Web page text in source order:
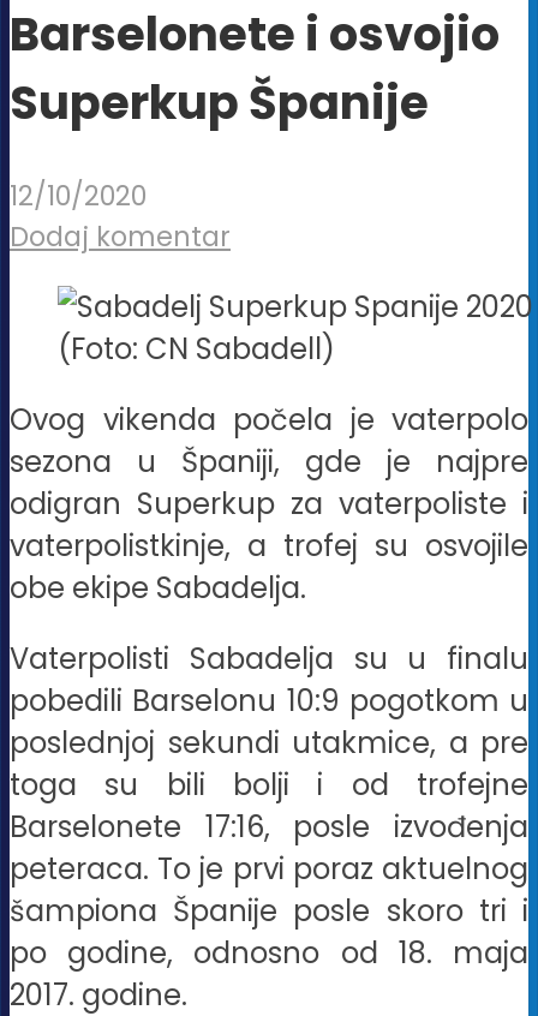
Barselonete i osvojio
Superkup Španije
12/10/2020
Dodaj komentar
(Foto: CN Sabadell)
Ovog vikenda počela je vaterpolo
sezona u Španiji, gde je najpre
odigran Superkup za vaterpoliste i
vaterpolistkinje, a trofej su osvojile
obe ekipe Sabadelja.
Vaterpolisti Sabadelja su u finalu
pobedili Barselonu 10:9 pogotkom u
poslednjoj sekundi utakmice, a pre
toga su bili bolji i od trofejne
Barselonete 17:16, posle izvođenja
peteraca. To je prvi poraz aktuelnog
šampiona Španije posle skoro tri i
po godine, odnosno od 18. maja
2017. godine.